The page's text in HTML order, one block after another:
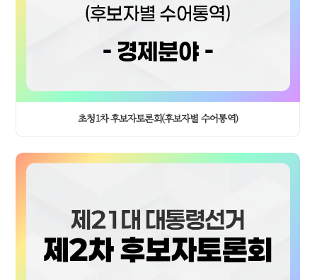
특검 하겠다고 합니다. 자기를 기소한 검사를 탄핵을 했습니다. 뿐만
아닙니다. 지금 자기 마음에 안 들면 다 탄핵을 하고 있습니다. 오죽하면
민주당을 대표했던 이낙연 전 총리가 이 괴물 방탄 독재를 막기 위해서
저를 지지하겠다고 합니다. 국민의힘과 굉장히 거리가 먼 분임에도
▷ 전종환/사회자: 마지막으로 기호 4번 개혁신당 이준석 후보
비상계엄이라는 이름으로 헌법이 짓밟혔습니다. 그 책임을 외면한 채
지금 국가 재정에 대한 대책도 없이 뭐든 다 해주겠다는 후보를
따라가도 되는 걸까요? 우리 아이들에게 원칙 없는 나라를 물려줄 수는
없습니다. 이번 선거는 계엄을 옹호하는 비상식 세력, 포퓰리즘으로
유혹하는 반원칙 세력을 동시에 밀어내고 원칙과 상식을 되찾는
초청1차 후보자토론회(후보자별 수어통역)